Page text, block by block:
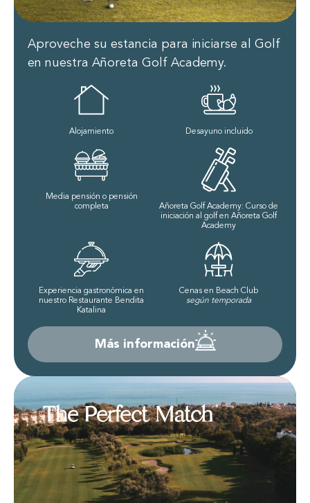
Aproveche su estancia para iniciarse al Golf
en nuestra Añoreta Golf Academy.
Alojamiento Desayuno incluido
Media pensión o pensión
completa
Añoreta Golf Academy: Curso de
iniciación al golf en Añoreta Golf
Academy
Experiencia gastronómica en
nuestro Restaurante Bendita
Katalina
Cenas en Beach Club
según temporada
Más información
The Perfect Match